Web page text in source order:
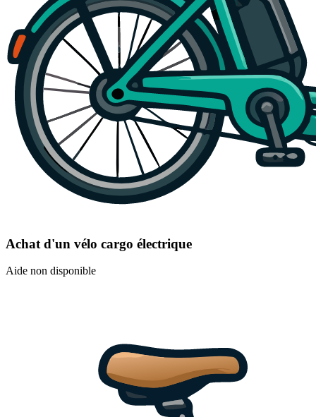
Achat d'un vélo cargo électrique
Aide non disponible